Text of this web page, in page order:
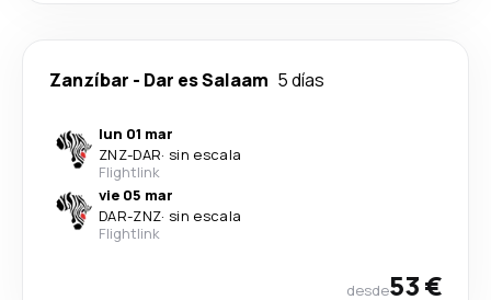
Zanzíbar - Dar es Salaam 5 días
lun 01 mar
ZNZ-DAR· sin escala
Flightlink
vie 05 mar
DAR-ZNZ· sin escala
Flightlink
desde53 €